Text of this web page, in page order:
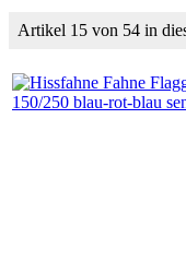
Artikel 15 von 54 in